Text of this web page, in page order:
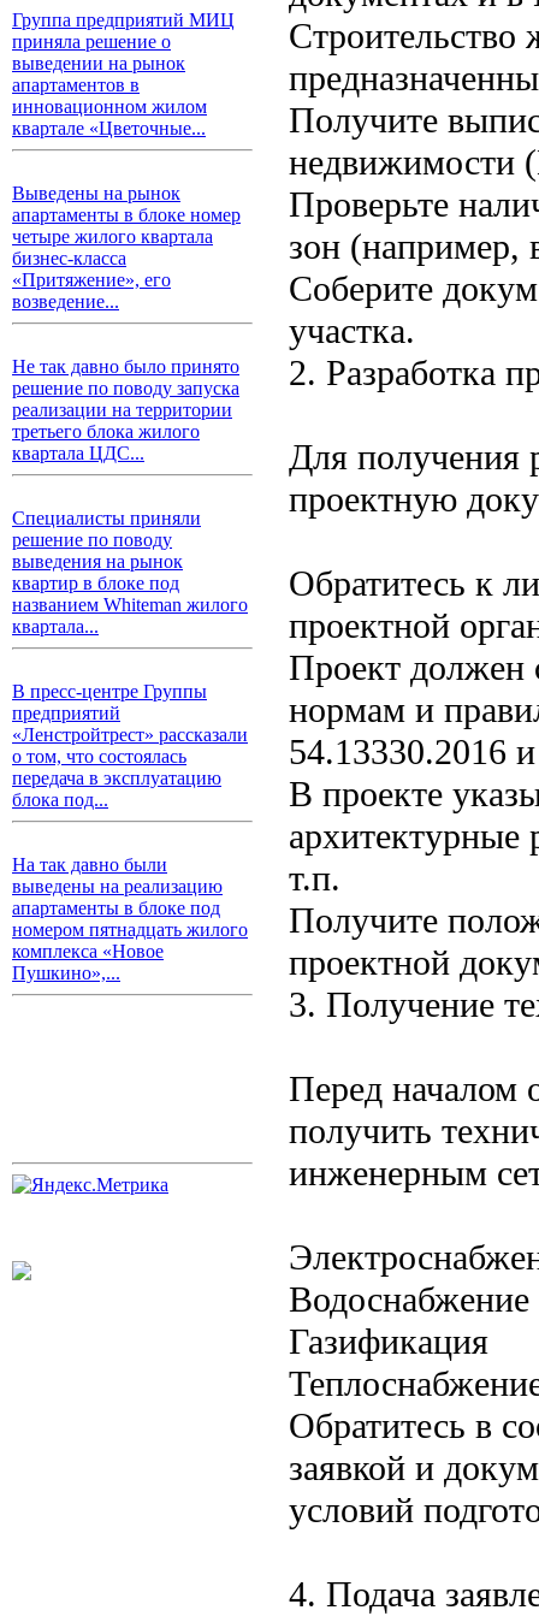
Группа предприятий МИЦ
приняла решение о
выведении на рынок
апартаментов в
инновационном жилом
квартале «Цветочные...
Выведены на рынок
апартаменты в блоке номер
четыре жилого квартала
бизнес-класса
«Притяжение», его
возведение...
Не так давно было принято
решение по поводу запуска
реализации на территории
третьего блока жилого
квартала ЦДС...
Специалисты приняли
решение по поводу
выведения на рынок
квартир в блоке под
названием Whiteman жилого
квартала...
В пресс-центре Группы
предприятий
«Ленстройтрест» рассказали
о том, что состоялась
передача в эксплуатацию
блока под...
На так давно были
выведены на реализацию
апартаменты в блоке под
номером пятнадцать жилого
комплекса «Новое
Пушкино»,...
Строительство
Получите
недвижимости
Проверьте
зон (например,
Соберите
участка.
2. Разработка
Для получения
проектную
Обратитесь к
проектной
Проект должен
нормам и
54.13330.2016
В проекте
т.п.
Получите
проектной
3. Получение
Перед началом
получить
инженерным
Водоснабжение
Газификация
Обратитесь в
заявкой и
условий
4. Подача